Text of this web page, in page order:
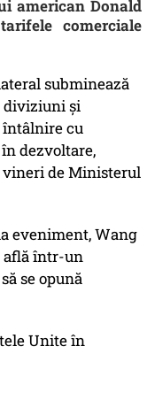
american Donald
comerciale
subminează
diviziuni și
întâlnire cu
dezvoltare,
de Ministerul
eveniment, Wang
află într-un
se opună
Unite în